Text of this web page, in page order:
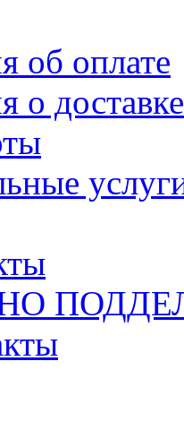
об оплате
о доставке